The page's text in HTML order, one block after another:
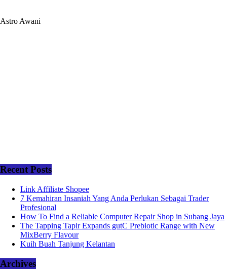
Astro Awani
Recent Posts
Link Affiliate Shopee
7 Kemahiran Insaniah Yang Anda Perlukan Sebagai Trader
Profesional
How To Find a Reliable Computer Repair Shop in Subang Jaya
The Tapping Tapir Expands gutC Prebiotic Range with New
MixBerry Flavour
Kuih Buah Tanjung Kelantan
Archives